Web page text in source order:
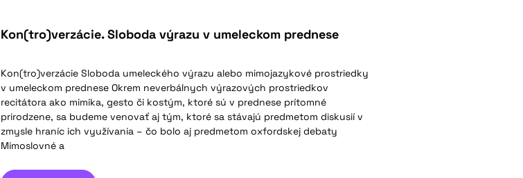
Kon(tro)verzácie. Sloboda výrazu v umeleckom prednese
Kon(tro)verzácie Sloboda umeleckého výrazu alebo mimojazykové prostriedky
v umeleckom prednese Okrem neverbálnych výrazových prostriedkov
recitátora ako mimika, gesto či kostým, ktoré sú v prednese prítomné
prirodzene, sa budeme venovať aj tým, ktoré sa stávajú predmetom diskusií v
zmysle hraníc ich využívania – čo bolo aj predmetom oxfordskej debaty
Mimoslovné a